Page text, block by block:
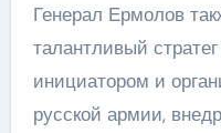
Генерал Ермолов
талантливый
инициатором и
русской армии,